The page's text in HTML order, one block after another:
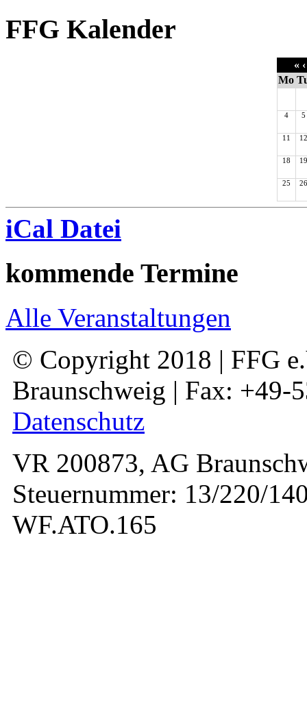
FFG Kalender
« ‹
Mo
4 5
11 12
18 19
25 26
iCal Datei
kommende Termine
Alle Veranstaltungen
© Copyright 2018 | FFG
Braunschweig | Fax: +49-
Datenschutz
VR 200873, AG
Steuernummer: 13/220/
WF.ATO.165